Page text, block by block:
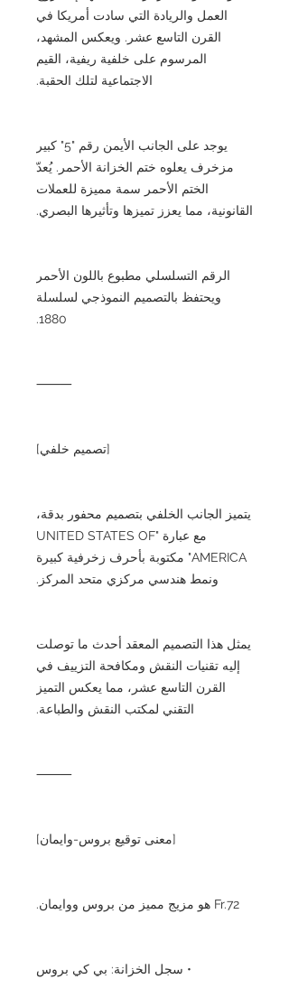
العمل والريادة التي سادت أمريكا في
القرن التاسع عشر. ويعكس المشهد،
المرسوم على خلفية ريفية، القيم
الاجتماعية لتلك الحقبة.
يوجد على الجانب الأيمن رقم "5" كبير
مزخرف يعلوه ختم الخزانة الأحمر. يُعدّ
الختم الأحمر سمة مميزة للعملات
القانونية، مما يعزز تميزها وتأثيرها البصري.
الرقم التسلسلي مطبوع باللون الأحمر
ويحتفظ بالتصميم النموذجي لسلسلة
1880.
⸻
[تصميم خلفي]
يتميز الجانب الخلفي بتصميم محفور بدقة،
مع عبارة "UNITED STATES OF
AMERICA" مكتوبة بأحرف زخرفية كبيرة
ونمط هندسي مركزي متحد المركز.
يمثل هذا التصميم المعقد أحدث ما توصلت
إليه تقنيات النقش ومكافحة التزييف في
القرن التاسع عشر، مما يعكس التميز
التقني لمكتب النقش والطباعة.
⸻
[معنى توقيع بروس-وايمان]
Fr.72 هو مزيج مميز من بروس ووايمان.
• سجل الخزانة: بي كي بروس